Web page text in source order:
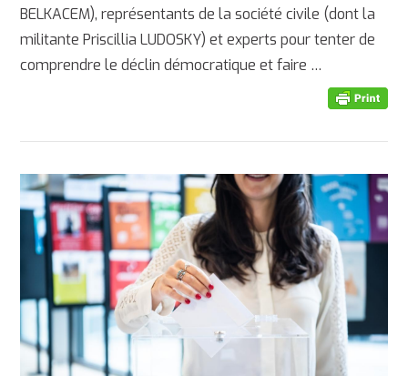
AFFICHER
BELKACEM), représentants de la société civile (dont la
militante Priscillia LUDOSKY) et experts pour tenter de
comprendre le déclin démocratique et faire …